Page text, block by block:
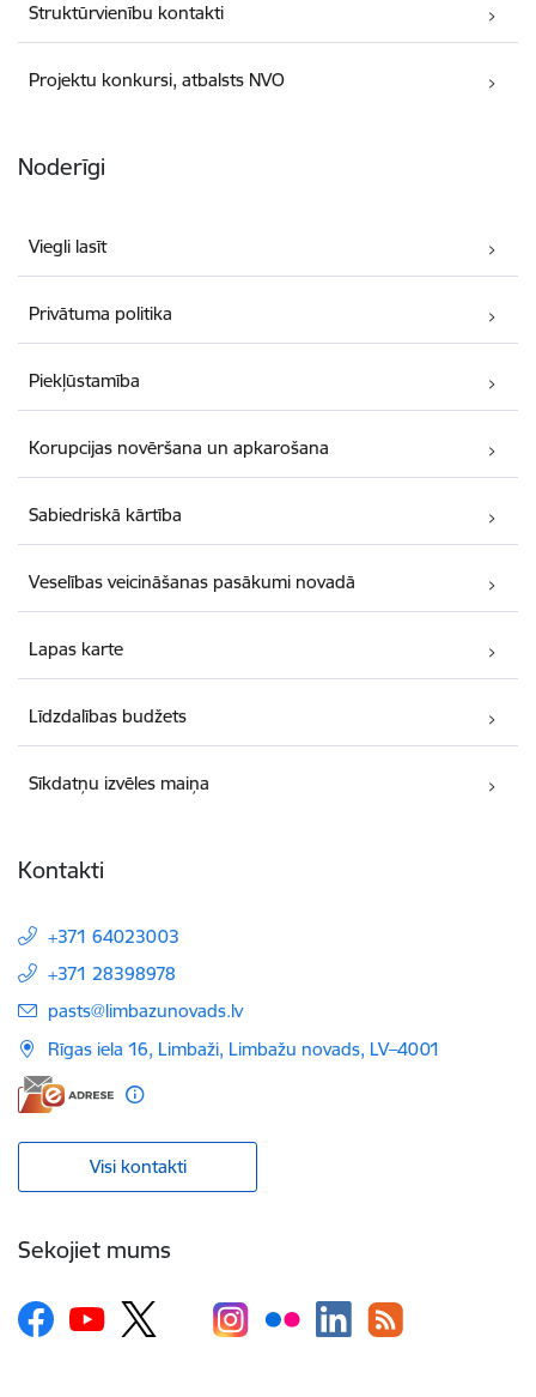
Struktūrvienību kontakti
Projektu konkursi, atbalsts NVO
Noderīgi
Viegli lasīt
Privātuma politika
Piekļūstamība
Korupcijas novēršana un apkarošana
Sabiedriskā kārtība
Veselības veicināšanas pasākumi novadā
Lapas karte
Līdzdalības budžets
Sīkdatņu izvēles maiņa
Kontakti
+371 64023003
+371 28398978
E-pasts:
pasts@limbazunovads.lv
Rīgas iela 16, Limbaži, Limbažu novads, LV–4001
Visi kontakti
Sekojiet mums